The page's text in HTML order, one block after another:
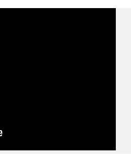
Beliak